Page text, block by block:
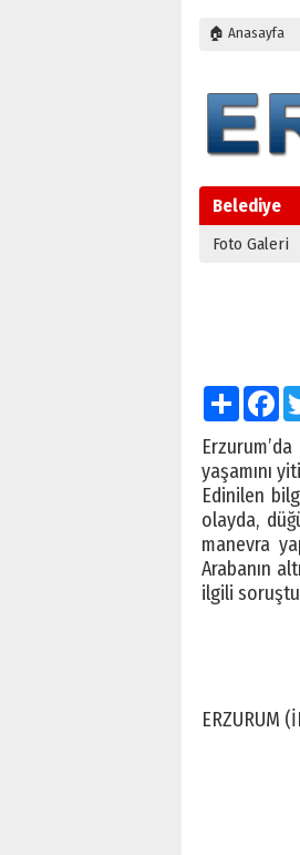
🏠 Anasayfa
Belediye
Foto Galeri
Paylaş
yaşamını
Edinilen
olayda,
manevra
Arabanın
ilgili
ERZURUM